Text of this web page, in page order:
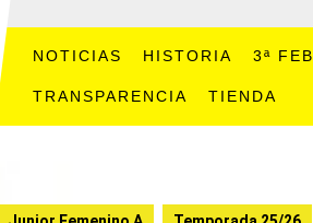
NOTICIAS HISTORIA 3ª FEB
TRANSPARENCIA TIENDA